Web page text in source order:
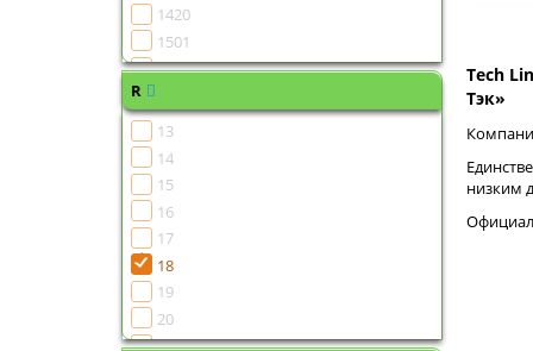
1420
1501
1502
1505
1507
1510
1513
1516
R
13
14
15
16
17
18
19
20
21
Tech
Тэк»
низким